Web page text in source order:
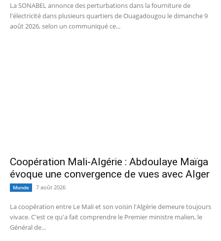
La SONABEL annonce des perturbations dans la fourniture de
l'électricité dans plusieurs quartiers de Ouagadougou le dimanche 9
août 2026, selon un communiqué ce...
Coopération Mali-Algérie : Abdoulaye Maïga
évoque une convergence de vues avec Alger
Monde 7 août 2026
La coopération entre Le Mali et son voisin l'Algérie demeure toujours
vivace. C'est ce qu'a fait comprendre le Premier ministre malien, le
Général de...